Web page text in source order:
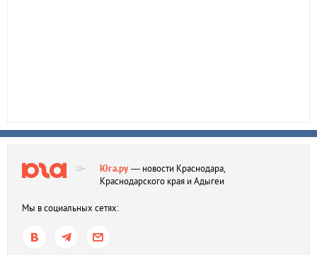
18+ Юга.ру— новости Краснодара,
Краснодарского края и Адыгеи
Мы в социальных сетях: